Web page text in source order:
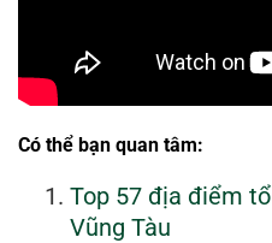
Có thể bạn quan tâm:
Top 57 địa điểm
Vũng Tàu